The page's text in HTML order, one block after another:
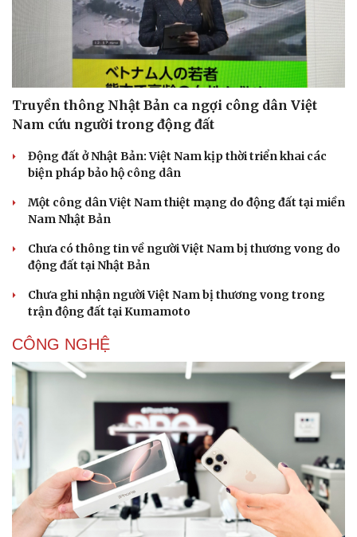
Truyền thông Nhật Bản ca ngợi công dân Việt
Nam cứu người trong động đất
Động đất ở Nhật Bản: Việt Nam kịp thời triển khai các
biện pháp bảo hộ công dân
Một công dân Việt Nam thiệt mạng do động đất tại miền
Nam Nhật Bản
Chưa có thông tin về người Việt Nam bị thương vong do
động đất tại Nhật Bản
Chưa ghi nhận người Việt Nam bị thương vong trong
trận động đất tại Kumamoto
CÔNG NGHỆ